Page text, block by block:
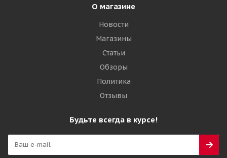
О магазине
Новости
Магазины
Статьи
Обзоры
Политика
Отзывы
Будьте всегда в курсе!